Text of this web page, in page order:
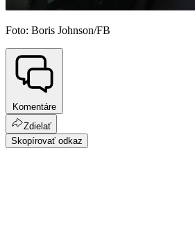
Foto: Boris Johnson/FB
Komentáre
Zdielať
Skopírovať odkaz